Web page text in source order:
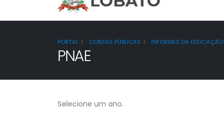
PORTAL CONTAS PÚBLICAS INFORMES DA EDUCAÇÃO
PNAE
Selecione um ano.